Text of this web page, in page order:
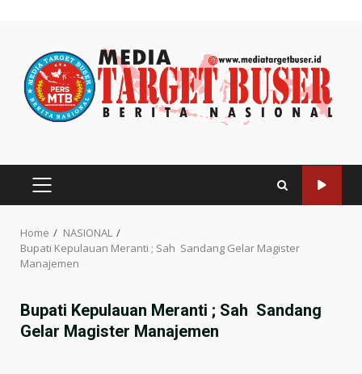
content
PRIMARY
Home
NASIONAL
Bupati Kepulauan Meranti ; Sah Sandang Gelar Magister
Manajemen
Bupati Kepulauan Meranti ; Sah Sandang
Gelar Magister Manajemen